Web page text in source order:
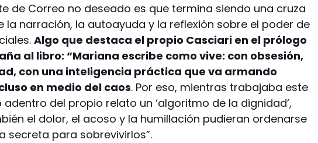
de Correo no deseado es que termina siendo una cruza
la narración, la autoayuda y la reflexión sobre el poder de
Algo que destaca el propio Casciari en el prólogo
al libro: “Mariana escribe como vive: con obsesión,
con una inteligencia práctica que va armando
en medio del caos. Por eso, mientras trabajaba este
adentro del propio relato un ‘algoritmo de la dignidad’,
el dolor, el acoso y la humillación pudieran ordenarse
secreta para sobrevivirlos”.